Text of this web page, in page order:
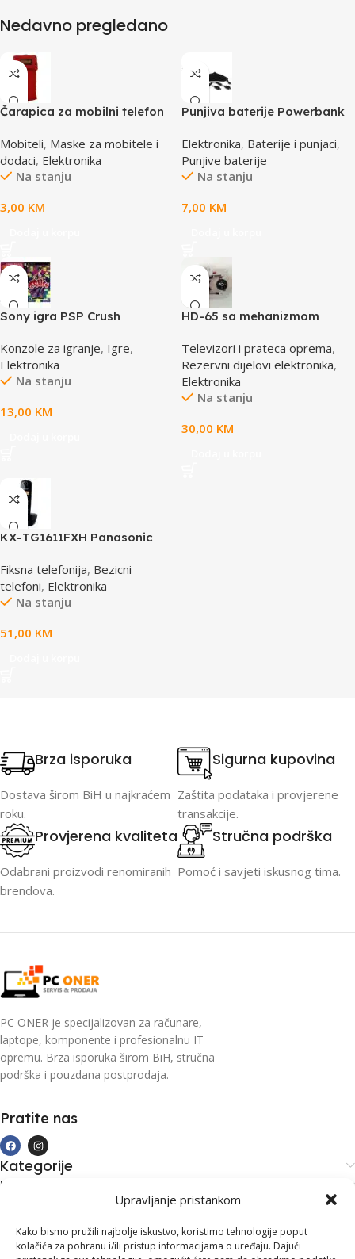
Upravljanje pristankom
Kako bismo pružili najbolje iskustvo, koristimo tehnologije poput
kolačića za pohranu i/ili pristup informacijama o uređaju. Dajući
Nedavno pregledano
Čarapica za mobilni telefon
65x100mm
Mobiteli, Maske za mobitele i
dodaci, Elektronika
Na stanju
3,00 KM
Punjiva baterije Powerbank
168267 MANHATTAN
Elektronika, Baterije i punjaci,
Punjive baterije
Na stanju
7,00 KM
Sony igra PSP Crush
Konzole za igranje, Igre,
Elektronika
Na stanju
13,00 KM
HD-65 sa mehanizmom
AE-HD65M
Televizori i prateca oprema,
Rezervni dijelovi elektronika,
Elektronika
Na stanju
30,00 KM
KX-TG1611FXH Panasonic
Fiksna telefonija, Bezicni
telefoni, Elektronika
Na stanju
51,00 KM
Brza isporuka
Dostava širom BiH u najkraćem
roku.
Sigurna kupovina
Zaštita podataka i provjerene
transakcije.
Provjerena kvaliteta
Odabrani proizvodi renomiranih
brendova.
Stručna podrška
Pomoć i savjeti iskusnog tima.
PC ONER je specijalizovan za računare,
laptope, komponente i profesionalnu IT
opremu. Brza isporuka širom BiH, stručna
podrška i pouzdana postprodaja.
Pratite nas
Kategorije
Kupovina i podrška
Kontakt informacije